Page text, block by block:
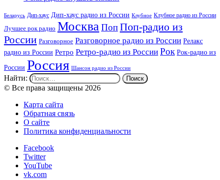
Беларусь Дип-хаус Дип-хаус радио из России Клубное Клубное радио из России
Лучшее рок радио МоскваПопПоп-радио из
России Разговорное Разговорное радио из России Релакс
радио из России Ретро Ретро-радио из России Рок Рок-радио из
России Россия Шансон радио из России
Найти:
© Все права защищены 2026
Карта сайта
Обратная связь
О сайте
Политика конфиденциальности
Facebook
Twitter
YouTube
vk.com